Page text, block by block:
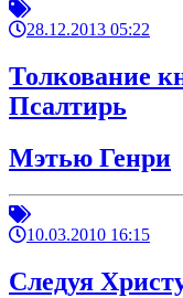
28.12.2013 05:22
Толкование
Псалтирь
Мэтью Генри
10.03.2010 16:15
Следуя